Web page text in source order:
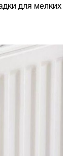
для мелких